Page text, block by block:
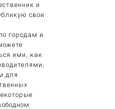
и
свои
городам и
ими, как
для